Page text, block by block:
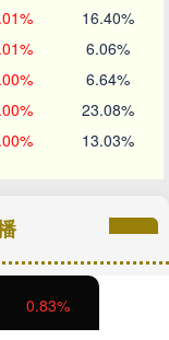
16.40%
6.06%
6.64%
23.08%
13.03%
0.83%